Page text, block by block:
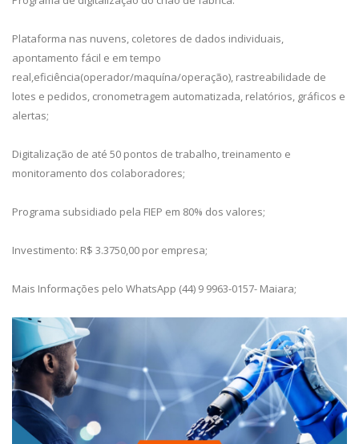
Plataforma nas nuvens, coletores de dados individuais,
apontamento fácil e em tempo
real,eficiência(operador/maquína/operação), rastreabilidade de
lotes e pedidos, cronometragem automatizada, relatórios, gráficos e
alertas;
Digitalização de até 50 pontos de trabalho, treinamento e
monitoramento dos colaboradores;
Programa subsidiado pela FIEP em 80% dos valores;
Investimento: R$ 3.3750,00 por empresa;
Mais Informações pelo WhatsApp (44) 9 9963-0157- Maiara;